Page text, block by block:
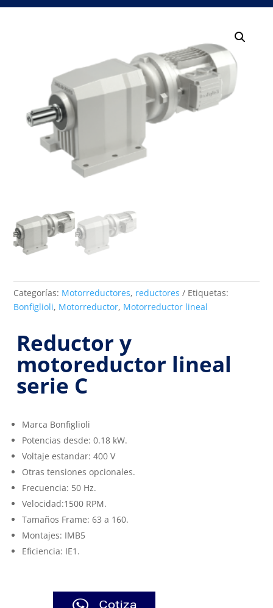
Categorías: Motorreductores, reductores
Etiquetas:
Bonfiglioli, Motorreductor, Motorreductor lineal
Reductor y
motoreductor lineal
serie C
Marca Bonfiglioli
Potencias desde: 0.18 kW.
Voltaje estandar: 400 V
Otras tensiones opcionales.
Frecuencia: 50 Hz.
Velocidad:1500 RPM.
Tamaños Frame: 63 a 160.
Montajes: IMB5
Eficiencia: IE1.